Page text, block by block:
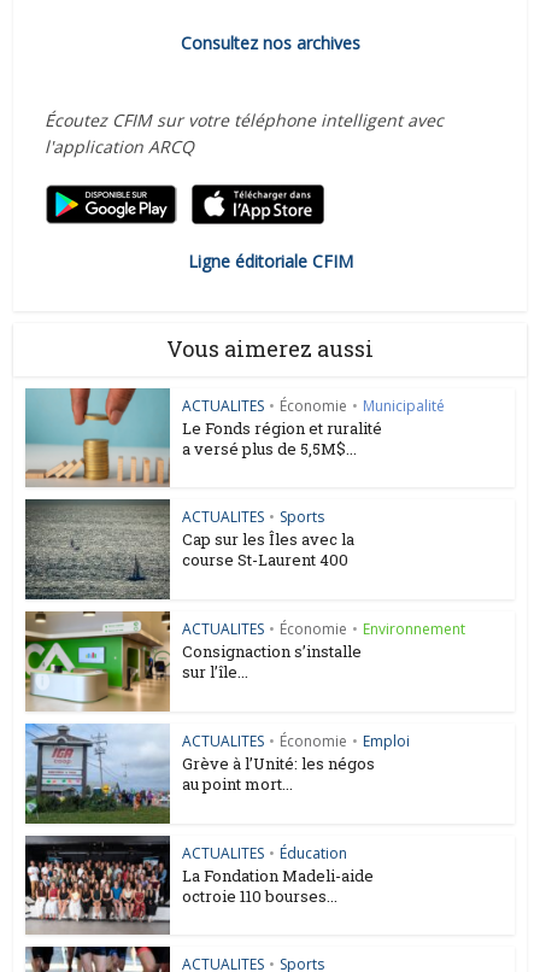
Consultez nos archives
Écoutez CFIM sur votre téléphone intelligent avec
l'application ARCQ
Ligne éditoriale CFIM
Vous aimerez aussi
ACTUALITES • Économie • Municipalité
Le Fonds région et ruralité
a versé plus de 5,5M$...
ACTUALITES • Sports
Cap sur les Îles avec la
course St-Laurent 400
ACTUALITES • Économie • Environnement
Consignaction s’installe
sur l’île...
ACTUALITES • Économie • Emploi
Grève à l’Unité: les négos
au point mort...
ACTUALITES • Éducation
La Fondation Madeli-aide
octroie 110 bourses...
ACTUALITES • Sports